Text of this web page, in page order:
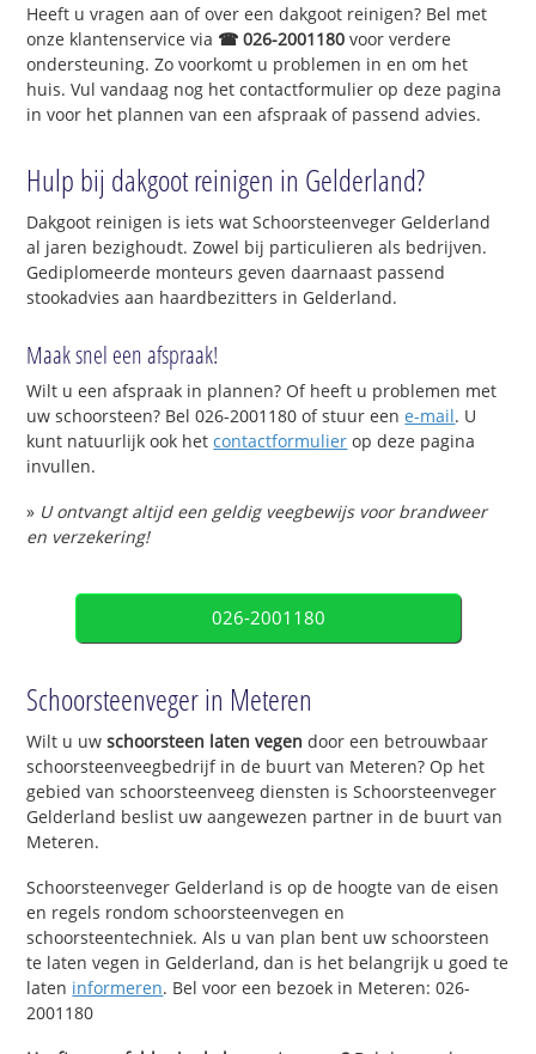
Heeft u vragen aan of over een dakgoot reinigen? Bel met
onze klantenservice via ☎ 026-2001180 voor verdere
ondersteuning. Zo voorkomt u problemen in en om het
huis. Vul vandaag nog het contactformulier op deze pagina
in voor het plannen van een afspraak of passend advies.
Hulp bij dakgoot reinigen in Gelderland?
Dakgoot reinigen is iets wat Schoorsteenveger Gelderland
al jaren bezighoudt. Zowel bij particulieren als bedrijven.
Gediplomeerde monteurs geven daarnaast passend
stookadvies aan haardbezitters in Gelderland.
Maak snel een afspraak!
Wilt u een afspraak in plannen? Of heeft u problemen met
uw schoorsteen? Bel 026-2001180 of stuur eene-mail. U
kunt natuurlijk ook hetcontactformulier op deze pagina
invullen.
» U ontvangt altijd een geldig veegbewijs voor brandweer
en verzekering!
026-2001180
Schoorsteenveger in Meteren
Wilt u uwschoorsteen laten vegen door een betrouwbaar
schoorsteenveegbedrijf in de buurt van Meteren? Op het
gebied van schoorsteenveeg diensten is Schoorsteenveger
Gelderland beslist uw aangewezen partner in de buurt van
Meteren.
Schoorsteenveger Gelderland is op de hoogte van de eisen
en regels rondom schoorsteenvegen en
schoorsteentechniek. Als u van plan bent uw schoorsteen
te laten vegen in Gelderland, dan is het belangrijk u goed te
laten informeren. Bel voor een bezoek in Meteren: 026-
2001180